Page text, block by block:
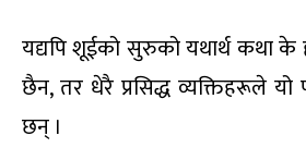
यद्यपि शूईको सुरुको यथार्थ कथा के
छैन, तर धेरै प्रसिद्ध व्यक्तिहरूले यो
छन् ।